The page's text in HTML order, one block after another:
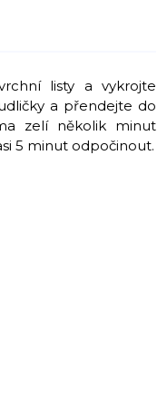
listy a vykrojte
a přendejte do
zelí několik minut
5 minut odpočinout.